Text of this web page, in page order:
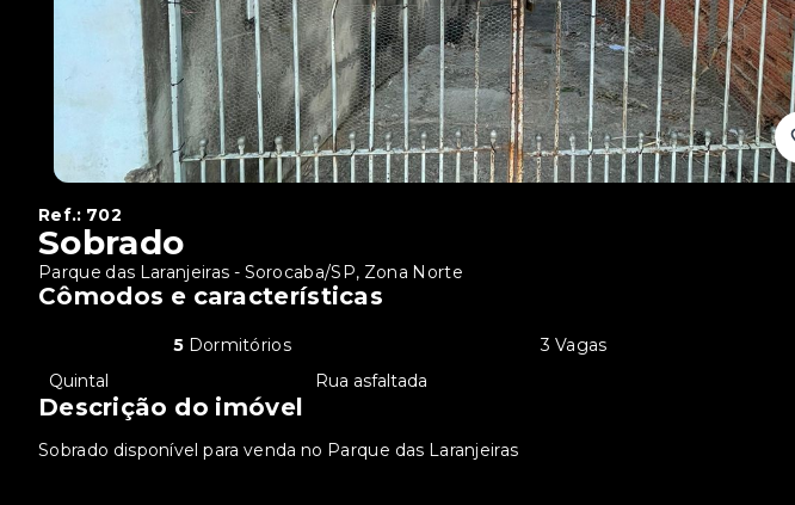
Ref.: 702
Sobrado
Parque das Laranjeiras - Sorocaba/SP, Zona Norte
Cômodos e características
5 Dormitórios 3 Vagas
Quintal Rua asfaltada
Descrição do imóvel
Sobrado disponível para venda no Parque das Laranjeiras